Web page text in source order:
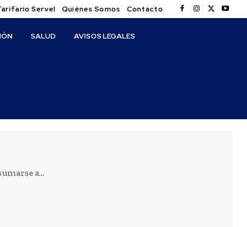
Servel Quiénes Somos Contacto
SALUD AVISOS LEGALES
a...